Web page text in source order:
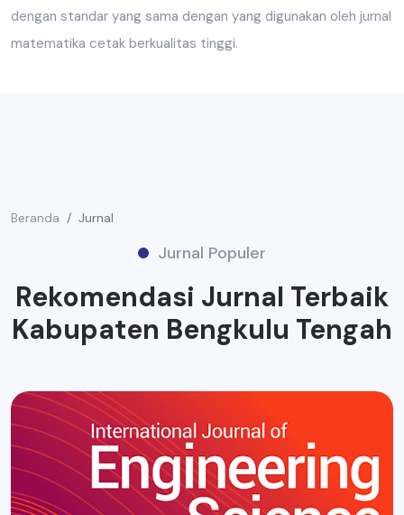
dengan standar yang sama dengan yang digunakan oleh jurnal
matematika cetak berkualitas tinggi.
Beranda Jurnal
Jurnal Populer
Rekomendasi Jurnal Terbaik
Kabupaten Bengkulu Tengah